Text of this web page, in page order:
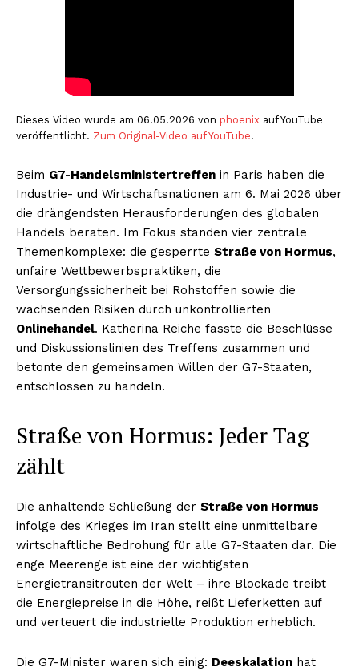
Dieses Video wurde am 06.05.2026 von phoenix auf YouTube
veröffentlicht. Zum Original-Video auf YouTube.
Beim G7-Handelsministertreffen in Paris haben die
Industrie- und Wirtschaftsnationen am 6. Mai 2026 über
die drängendsten Herausforderungen des globalen
Handels beraten. Im Fokus standen vier zentrale
Themenkomplexe: die gesperrte Straße von Hormus,
unfaire Wettbewerbspraktiken, die
Versorgungssicherheit bei Rohstoffen sowie die
wachsenden Risiken durch unkontrollierten
Onlinehandel. Katherina Reiche fasste die Beschlüsse
und Diskussionslinien des Treffens zusammen und
betonte den gemeinsamen Willen der G7-Staaten,
entschlossen zu handeln.
Straße von Hormus: Jeder Tag
zählt
Die anhaltende Schließung der Straße von Hormus
infolge des Krieges im Iran stellt eine unmittelbare
wirtschaftliche Bedrohung für alle G7-Staaten dar. Die
enge Meerenge ist eine der wichtigsten
Energietransitrouten der Welt – ihre Blockade treibt
die Energiepreise in die Höhe, reißt Lieferketten auf
und verteuert die industrielle Produktion erheblich.
Die G7-Minister waren sich einig: Deeskalation hat